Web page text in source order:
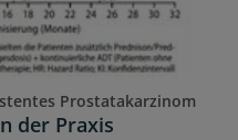
Prostatakarzinom
der Praxis